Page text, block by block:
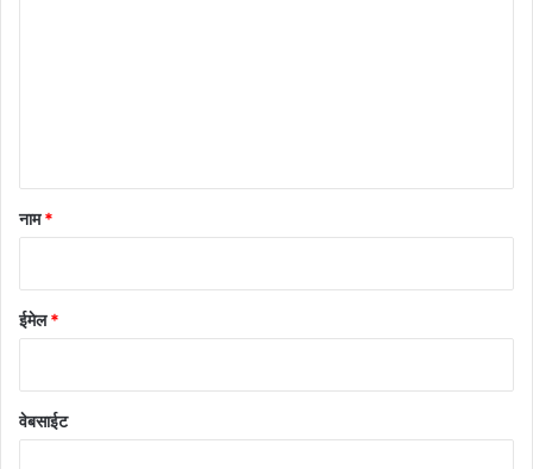
नाम*
ईमेल*
वेबसाईट